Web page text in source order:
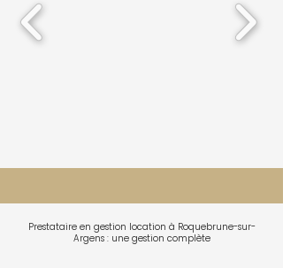
Prestataire en gestion location à Roquebrune-sur-
Argens : une gestion complète